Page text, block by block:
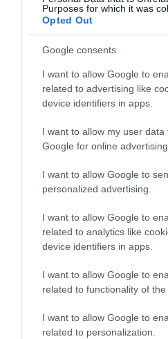
Purposes for which it was
Opted Out
Google consents
I want to allow Google to
related to advertising like
device identifiers in apps.
I want to allow my user data
Google for online
I want to allow Google to
personalized advertising.
I want to allow Google to
related to analytics like
device identifiers in apps.
I want to allow Google to
related to functionality of the
I want to allow Google to
related to personalization.
Νεκρός ο Γιάννης
Είχε κατηγορηθεί για
Καραϊβάζ
Βρέθηκε καμένο αυτοκίνητο
01.11.2025 - 23:40